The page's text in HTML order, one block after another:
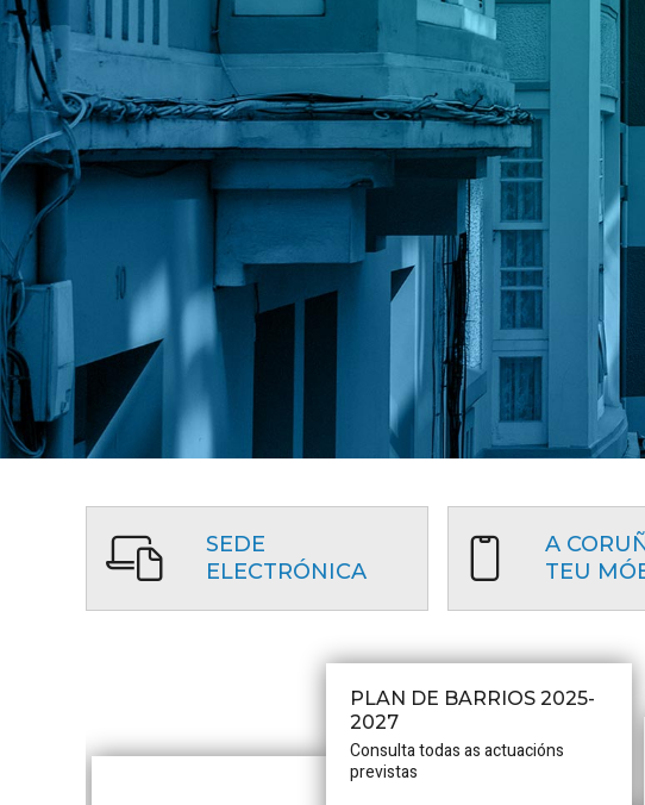
SEDE
ELECTRÓNICA
A
TEU
PLAN DE BARRIOS 2025-
2027
Consulta todas as actuacións
previstas